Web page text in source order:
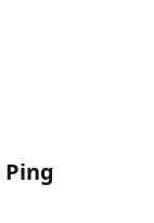
Ping